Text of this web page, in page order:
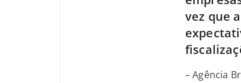
vez que
– Agência